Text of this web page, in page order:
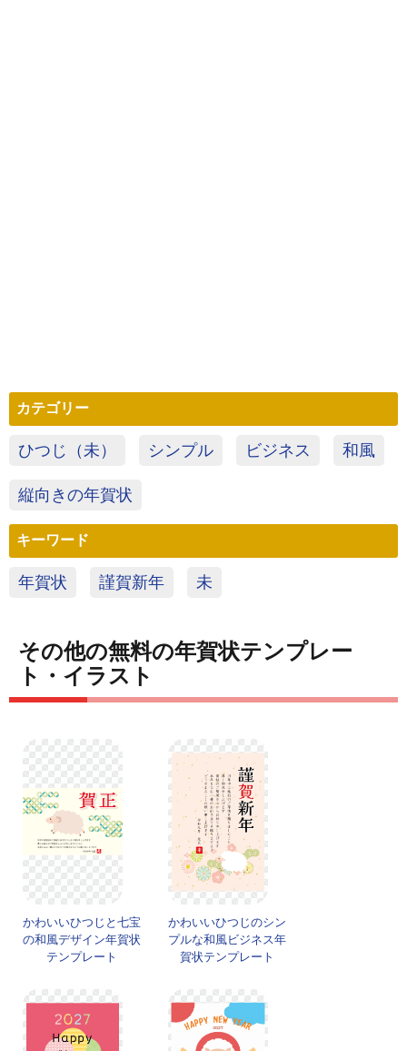
カテゴリー
ひつじ（未） シンプル ビジネス 和風
縦向きの年賀状
キーワード
年賀状 謹賀新年 未
その他の無料の年賀状テンプレー
ト・イラスト
かわいいひつじと七宝
の和風デザイン年賀状
テンプレート
かわいいひつじのシン
プルな和風ビジネス年
賀状テンプレート